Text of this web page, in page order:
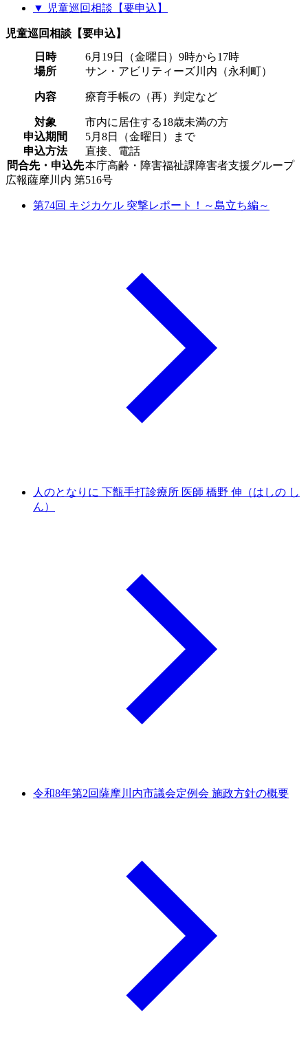
▼ 児童巡回相談【要申込】
児童巡回相談【要申込】
日時
6月19日（金曜日）9時から17時
場所
サン・アビリティーズ川内（永利町）
内容 療育手帳の（再）判定など
対象
市内に居住する18歳未満の方
申込期間
5月8日（金曜日）まで
申込方法
直接、電話
問合先・申込先本庁高齢・障害福祉課障害者支援グループ
広報薩摩川内 第516号
第74回 キジカケル 突撃レポート！～島立ち編～
人のとなりに 下甑手打診療所 医師 橋野 伸（はしの し
ん）
令和8年第2回薩摩川内市議会定例会 施政方針の概要